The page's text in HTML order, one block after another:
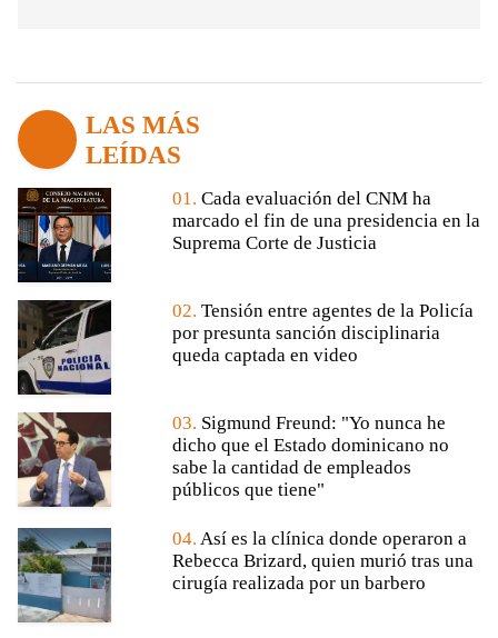
LAS MÁS
LEÍDAS
01. Cada evaluación del CNM ha
marcado el fin de una presidencia en la
Suprema Corte de Justicia
02. Tensión entre agentes de la Policía
por presunta sanción disciplinaria
queda captada en video
03. Sigmund Freund: "Yo nunca he
dicho que el Estado dominicano no
sabe la cantidad de empleados
públicos que tiene"
04. Así es la clínica donde operaron a
Rebecca Brizard, quien murió tras una
cirugía realizada por un barbero